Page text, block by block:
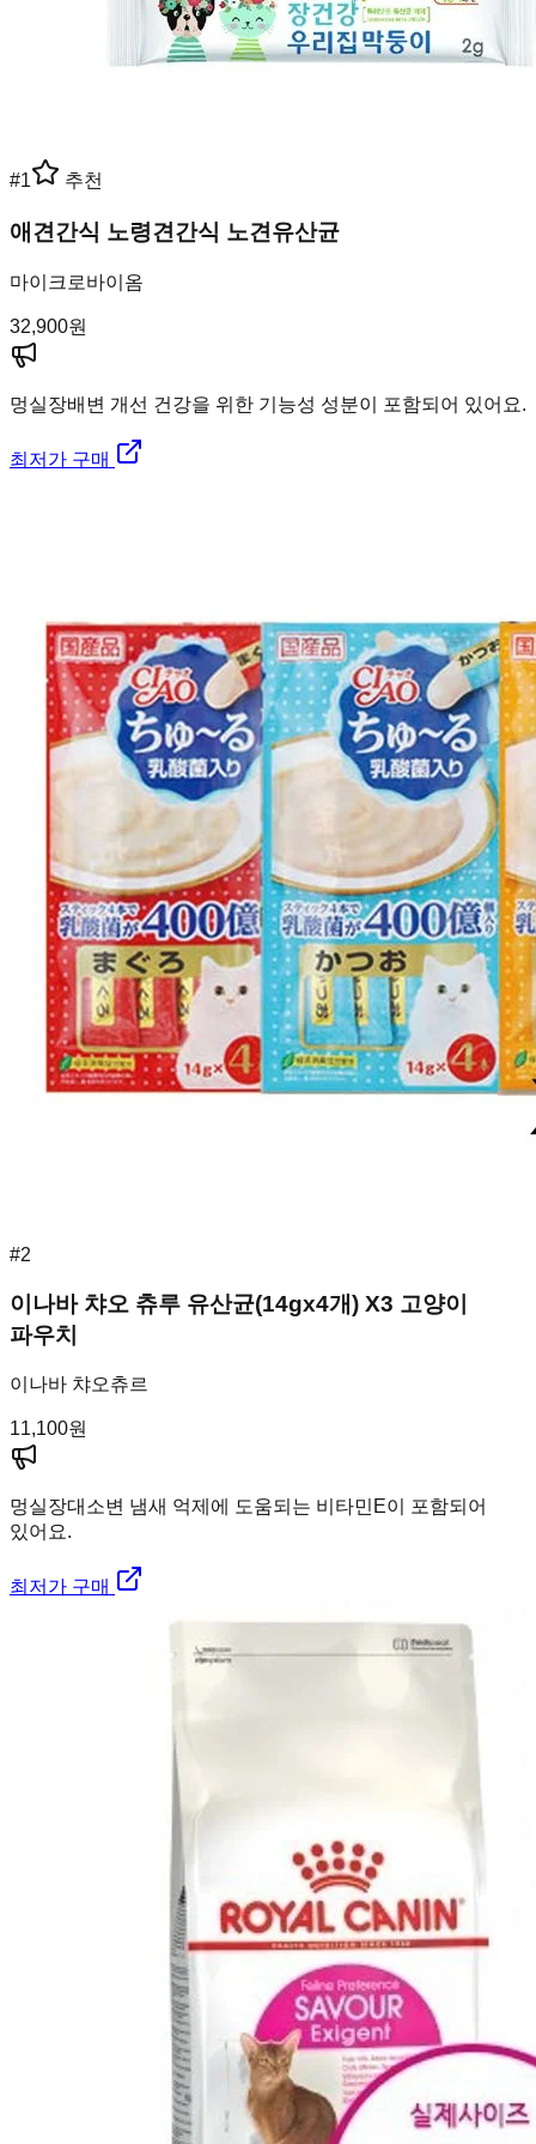
#1 추천
애견간식 노령견간식 노견유산균
마이크로바이옴
32,900원
멍실장배변 개선 건강을 위한 기능성 성분이 포함되어 있어요.
최저가 구매
#2
이나바 챠오 츄루 유산균(14gx4개) X3 고양이
파우치
이나바 챠오츄르
11,100원
멍실장대소변 냄새 억제에 도움되는 비타민E이 포함되어
있어요.
최저가 구매